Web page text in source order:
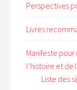
Perspectives
Livres
Manifeste
l’histoire et de
Liste des